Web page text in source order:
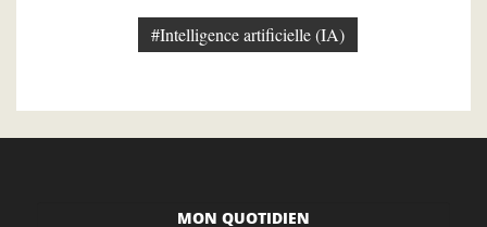
#Intelligence artificielle (IA)
MON QUOTIDIEN